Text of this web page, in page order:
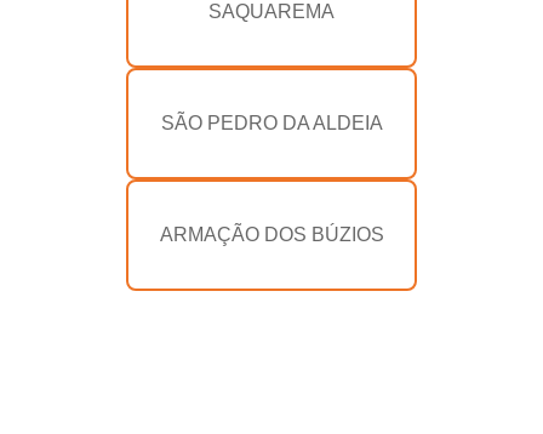
SAQUAREMA
SÃO PEDRO DA ALDEIA
ARMAÇÃO DOS BÚZIOS